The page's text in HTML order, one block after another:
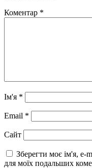
Коментар *
Ім'я *
Email *
Сайт
Зберегти моє ім'я, e-
для моїх подальших